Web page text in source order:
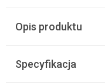
Opis produktu
Specyfikacja